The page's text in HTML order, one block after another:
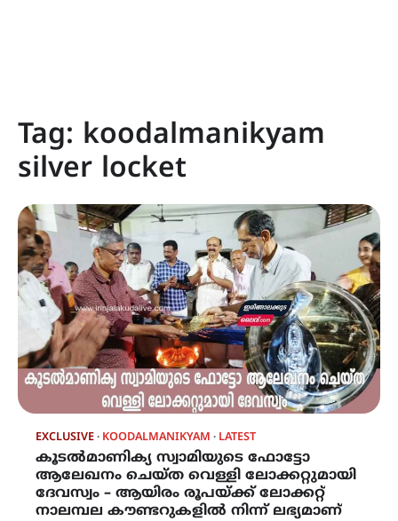
Tag: koodalmanikyam
silver locket
EXCLUSIVE KOODALMANIKYAM LATEST
കൂടൽമാണിക്യ സ്വാമിയുടെ ഫോട്ടോ
ആലേഖനം ചെയ്ത വെള്ളി ലോക്കറ്റുമായി
ദേവസ്വം – ആയിരം രൂപയ്ക്ക് ലോക്കറ്റ്
നാലമ്പല കൗണ്ടറുകളിൽ നിന്ന് ലഭ്യമാണ്